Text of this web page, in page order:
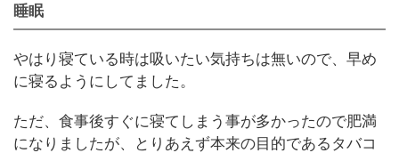
睡眠
やはり寝ている時は吸いたい気持ちは無いので、早め
に寝るようにしてました。
ただ、食事後すぐに寝てしまう事が多かったので肥満
になりましたが、とりあえず本来の目的であるタバコ